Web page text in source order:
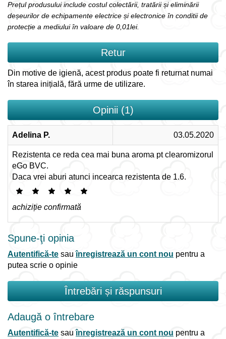
Prețul produsului include costul colectării, tratării și eliminării
deșeurilor de echipamente electrice și electronice în conditii de
protecție a mediului în valoare de 0,01lei.
Retur
Din motive de igienă, acest produs poate fi returnat numai
în starea inițială, fără urme de utilizare.
Opinii (1)
Adelina P. 03.05.2020
Rezistenta ce reda cea mai buna aroma pt clearomizorul
eGo BVC.
Daca vrei aburi atunci incearca rezistenta de 1.6.
achiziție confirmată
Spune-ţi opinia
Autentifică-te sauînregistrează un cont nou pentru a
putea scrie o opinie
Întrebări și răspunsuri
Adaugă o întrebare
Autentifică-te sauînregistrează un cont nou pentru a